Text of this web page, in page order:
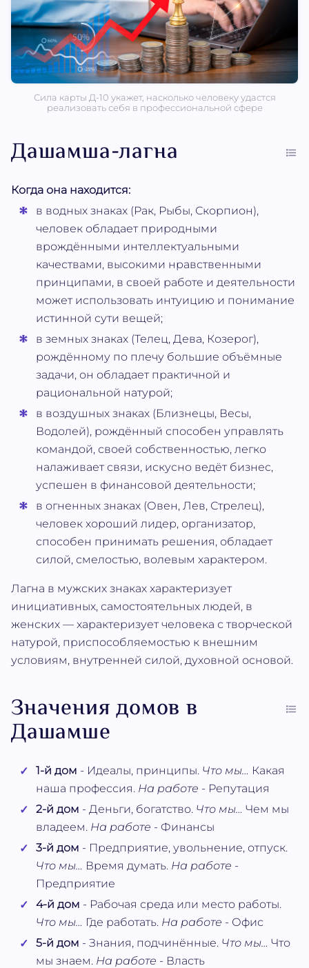
Сила карты Д-10 укажет, насколько человеку удастся
реализовать себя в профессиональной сфере
Дашамша-лагна
Когда она находится:
в водных знаках (Рак, Рыбы, Скорпион),
человек обладает природными
врождёнными интеллектуальными
качествами, высокими нравственными
принципами, в своей работе и деятельности
может использовать интуицию и понимание
истинной сути вещей;
в земных знаках (Телец, Дева, Козерог),
рождённому по плечу большие объёмные
задачи, он обладает практичной и
рациональной натурой;
в воздушных знаках (Близнецы, Весы,
Водолей), рождённый способен управлять
командой, своей собственностью, легко
налаживает связи, искусно ведёт бизнес,
успешен в финансовой деятельности;
в огненных знаках (Овен, Лев, Стрелец),
человек хороший лидер, организатор,
способен принимать решения, обладает
силой, смелостью, волевым характером.
Лагна в мужских знаках характеризует
инициативных, самостоятельных людей, в
женских — характеризует человека с творческой
натурой, приспособляемостью к внешним
условиям, внутренней силой, духовной основой.
Значения домов в
Дашамше
1-й дом - Идеалы, принципы. Что мы… Какая
наша профессия. На работе - Репутация
2-й дом - Деньги, богатство. Что мы… Чем мы
владеем. На работе - Финансы
3-й дом - Предприятие, увольнение, отпуск.
Что мы… Время думать. На работе -
Предприятие
4-й дом - Рабочая среда или место работы.
Что мы… Где работать. На работе - Офис
5-й дом - Знания, подчинённые. Что мы… Что
мы знаем. На работе - Власть